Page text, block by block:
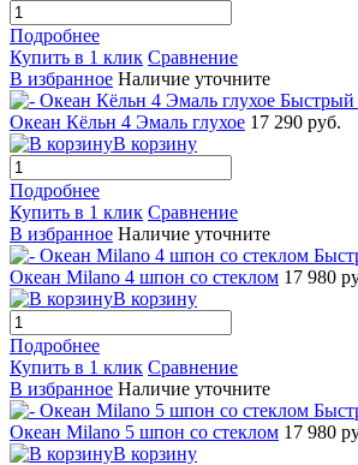
Подробнее
Купить в 1 клик Сравнение
В избранное Наличие уточните
Быстрый
Океан Кёльн 4 Эмаль глухое 17 290 руб.
В корзину
Подробнее
Купить в 1 клик Сравнение
В избранное Наличие уточните
Океан Milano 4 шпон со стеклом 17 980
В корзину
Подробнее
Купить в 1 клик Сравнение
В избранное Наличие уточните
Океан Milano 5 шпон со стеклом 17 980
В корзину